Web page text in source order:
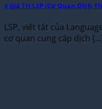
4 Giá Trị LSP (Cơ Quan Dịch
LSP, viết tắt của
cơ quan cung cấp dịch